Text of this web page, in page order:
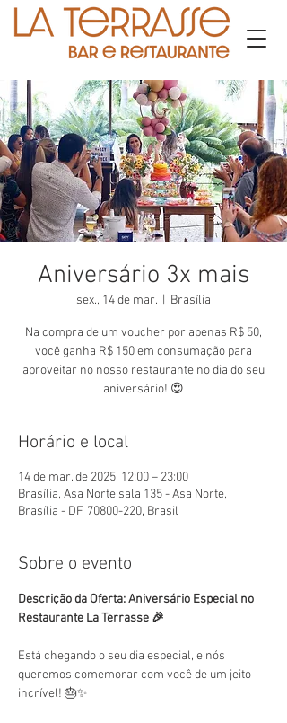
Aniversário 3x mais
sex., 14 de mar. Brasília
Na compra de um voucher por apenas R$ 50,
você ganha R$ 150 em consumação para
aproveitar no nosso restaurante no dia do seu
aniversário! 😍
Horário e local
14 de mar. de 2025, 12:00 – 23:00
Brasília, Asa Norte sala 135 - Asa Norte,
Brasília - DF, 70800-220, Brasil
Sobre o evento
Descrição da Oferta: Aniversário Especial no
Restaurante La Terrasse 🎉
Está chegando o seu dia especial, e nós
queremos comemorar com você de um jeito
incrível! 🎂✨